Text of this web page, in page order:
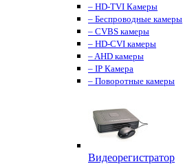
– HD-TVI Камеры
– Беспроводные камеры
– CVBS камеры
– HD-CVI камеры
– AHD камеры
– IP Камера
– Поворотные камеры
Видеорегистратор